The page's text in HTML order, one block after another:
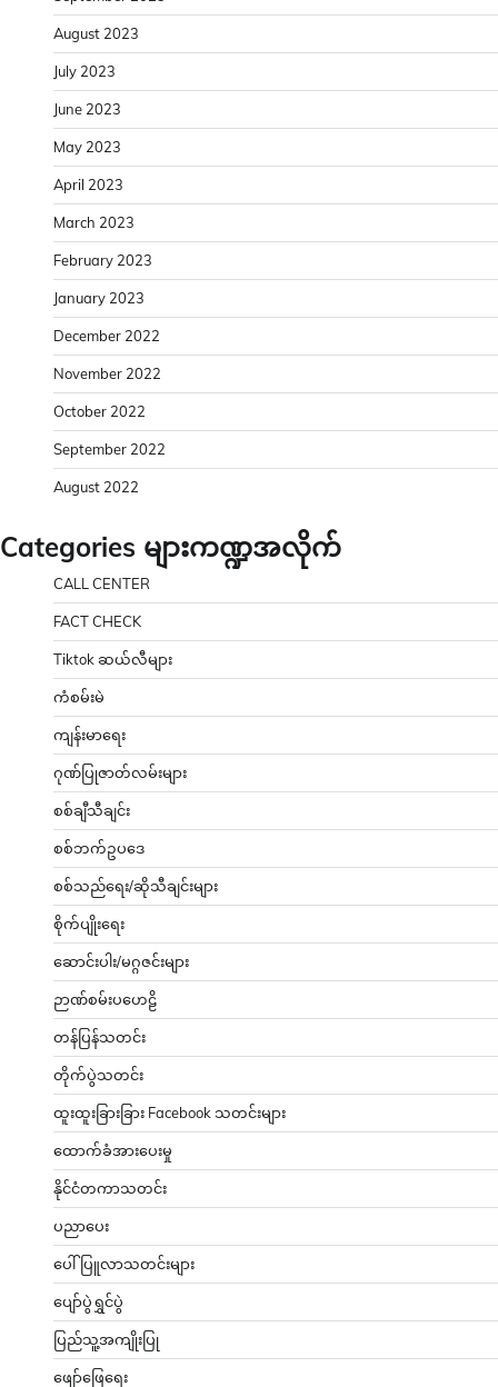
August 2023
July 2023
June 2023
May 2023
April 2023
March 2023
February 2023
January 2023
December 2022
November 2022
October 2022
September 2022
August 2022
Categories များကဏ္ဍအလိုက်
CALL CENTER
FACT CHECK
Tiktok ဆယ်လီများ
ကံစမ်းမဲ
ကျန်းမာရေး
ဂုဏ်ပြုဇာတ်လမ်းများ
စစ်ချီသီချင်း
စစ်ဘက်ဥပဒေ
စစ်သည်ရေး/ဆိုသီချင်းများ
စိုက်ပျိုးရေး
ဆောင်းပါး/မဂ္ဂဇင်းများ
ဉာဏ်စမ်းပဟေဠိ
တန်ပြန်သတင်း
တိုက်ပွဲသတင်း
ထူးထူးခြားခြား Facebook သတင်းများ
ထောက်ခံအားပေးမှု
နိုင်ငံတကာသတင်း
ပညာပေး
ပေါ်ပြူလာသတင်းများ
ပျော်ပွဲရွှင်ပွဲ
ပြည်သူ့အကျိုးပြု
ဖျော်ဖြေရေး